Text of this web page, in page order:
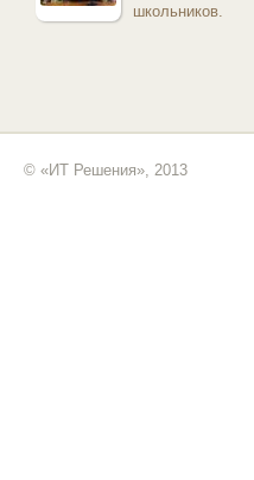
школьников.
© «ИТ Решения», 2013